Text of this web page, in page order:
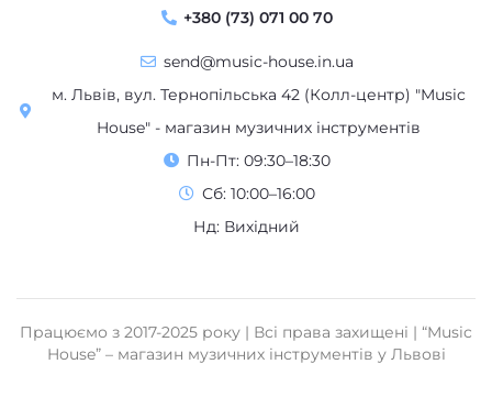
+380 (73) 071 00 70
send@music-house.in.ua
м. Львів, вул. Тернопільська 42 (Колл-центр) "Music
House" - магазин музичних інструментів
Пн-Пт: 09:30–18:30
Сб: 10:00–16:00
Нд: Вихідний
Працюємо з 2017-2025 року | Всі права захищені | “Music
House” – магазин музичних інструментів у Львові